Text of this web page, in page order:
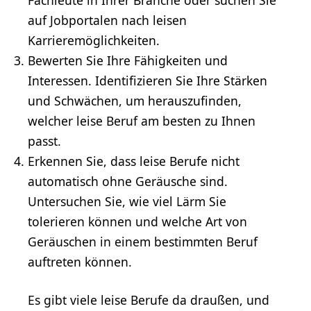
auf Jobportalen nach leisen
Karrieremöglichkeiten.
Bewerten Sie Ihre Fähigkeiten und
Interessen. Identifizieren Sie Ihre Stärken
und Schwächen, um herauszufinden,
welcher leise Beruf am besten zu Ihnen
passt.
Erkennen Sie, dass leise Berufe nicht
automatisch ohne Geräusche sind.
Untersuchen Sie, wie viel Lärm Sie
tolerieren können und welche Art von
Geräuschen in einem bestimmten Beruf
auftreten können.
Es gibt viele leise Berufe da draußen, und